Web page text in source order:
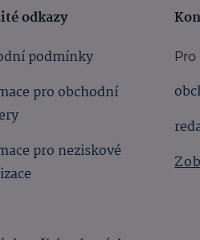
odkazy
podmínky
pro obchodní
pro neziskové
Pro